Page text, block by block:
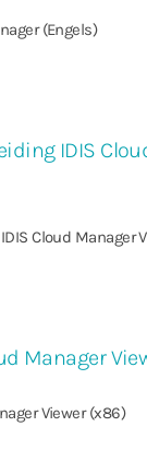
(Engels)
IDIS
Cloud Manager
Manager
Viewer (x86)